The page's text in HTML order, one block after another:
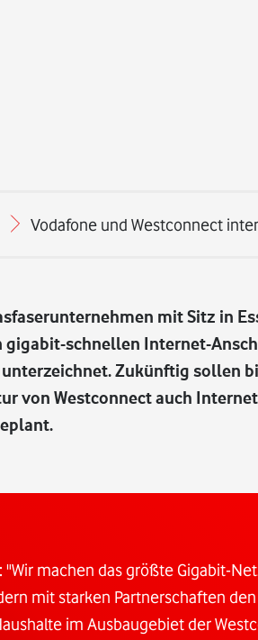
Vodafone und Westconnect
mit Sitz in
gigabit-schnellen Internet-
Zukünftig sollen
von Westconnect auch
machen das größte Gigabit-
mit starken Partnerschaften den
im Ausbaugebiet der